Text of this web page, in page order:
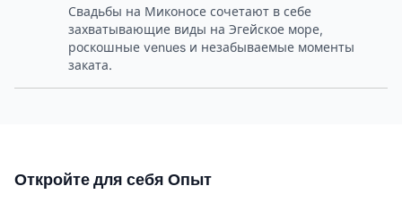
Свадьбы на Миконосе сочетают в себе
захватывающие виды на Эгейское море,
роскошные venues и незабываемые моменты
заката.
Откройте для себя Опыт